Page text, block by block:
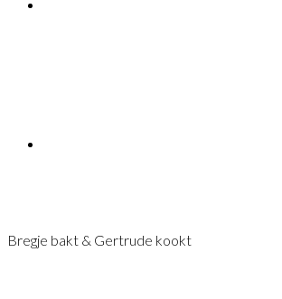
Bregje bakt & Gertrude kookt